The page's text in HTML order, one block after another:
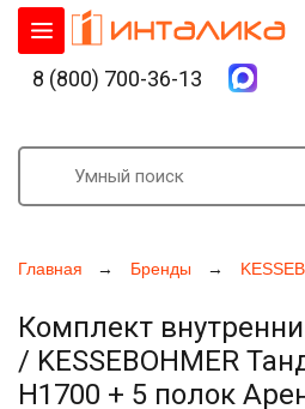
Главная Бренды
Комплект
/ KESSEBOHMER
H1700 + 5 полок
8 (800) 700-36-13